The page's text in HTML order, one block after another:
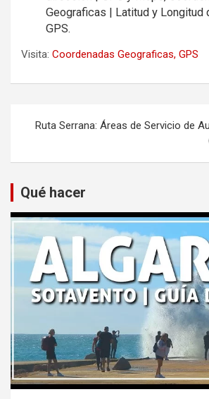
Geograficas | Latitud y Longitud
GPS.
Visita: Coordenadas Geograficas, GPS
entradas
Ruta Serrana: Áreas de Servicio de
Qué hacer